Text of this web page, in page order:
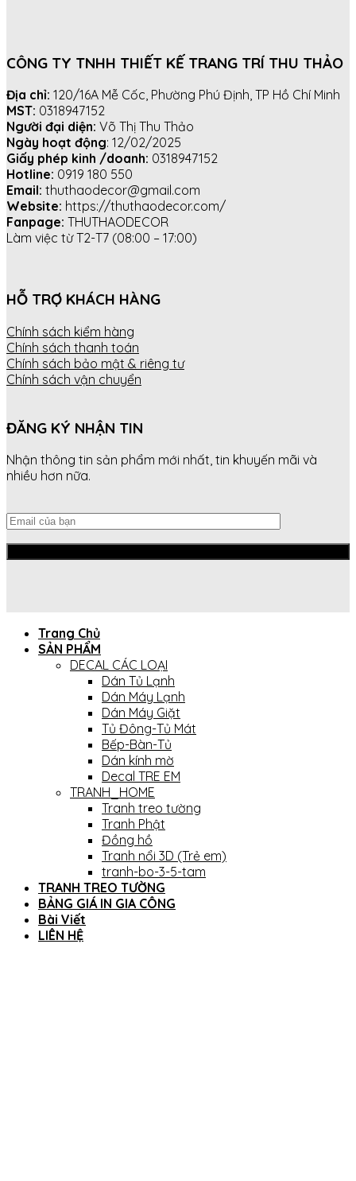
CÔNG TY TNHH THIẾT KẾ TRANG TRÍ THU THẢO
Địa chỉ: 120/16A Mễ Cốc, Phường Phú Định, TP Hồ Chí Minh
MST: 0318947152
Người đại diện: Võ Thị Thu Thảo
Ngày hoạt động: 12/02/2025
Giấy phép kinh /doanh: 0318947152
Hotline: 0919 180 550
Email: thuthaodecor@gmail.com
Website: https://thuthaodecor.com/
Fanpage: THUTHAODECOR
Làm việc từ T2-T7 (08:00 – 17:00)
HỖ TRỢ KHÁCH HÀNG
Chính sách kiểm hàng
Chính sách thanh toán
Chính sách bảo mật & riêng tư
Chính sách vận chuyển
ĐĂNG KÝ NHẬN TIN
Nhận thông tin sản phẩm mới nhất, tin khuyến mãi và
nhiều hơn nữa.
Trang Chủ
SẢN PHẨM
DECAL CÁC LOẠI
Dán Tủ Lạnh
Dán Máy Lạnh
Dán Máy Giặt
Tủ Đông-Tủ Mát
Bếp-Bàn-Tủ
Dán kính mờ
Decal TRE EM
TRANH_HOME
Tranh treo tường
Tranh Phật
Đồng hồ
Tranh nổi 3D (Trẻ em)
tranh-bo-3-5-tam
TRANH TREO TƯỜNG
BẢNG GIÁ IN GIA CÔNG
Bài Viết
LIÊN HỆ